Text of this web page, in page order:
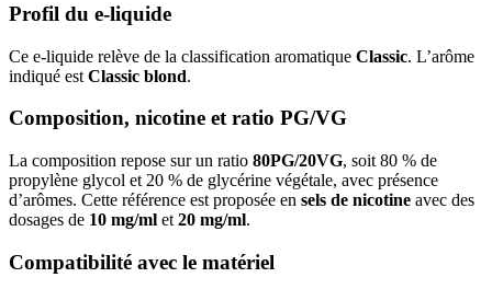
Profil du e-liquide
Ce e-liquide relève de la classification aromatique Classic. L’arôme
indiqué est Classic blond.
Composition, nicotine et ratio PG/VG
La composition repose sur un ratio 80PG/20VG, soit 80 % de
propylène glycol et 20 % de glycérine végétale, avec présence
d’arômes. Cette référence est proposée en sels de nicotine avec des
dosages de 10 mg/ml et 20 mg/ml.
Compatibilité avec le matériel